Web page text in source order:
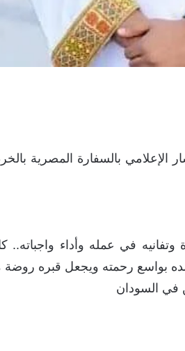
بالسفارة المصرية
في عمله وأداء واجباته..
بواسع رحمته ويجعل قبره
في السودان